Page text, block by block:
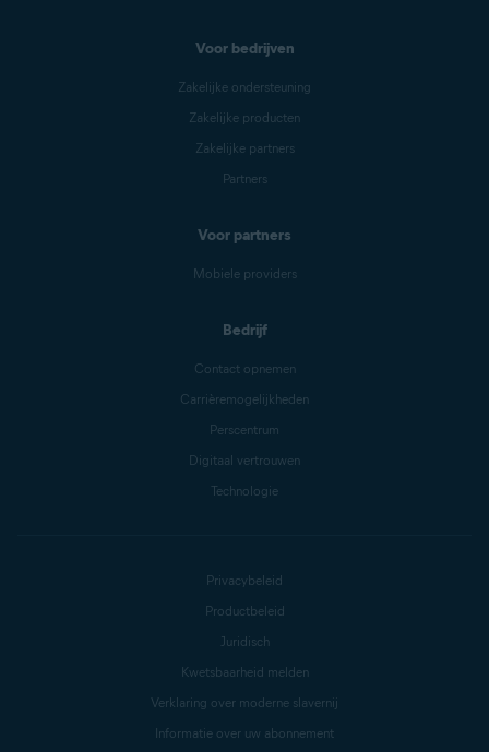
Voor bedrijven
Zakelijke ondersteuning
Zakelijke producten
Zakelijke partners
Partners
Voor partners
Mobiele providers
Bedrijf
Contact opnemen
Carrièremogelijkheden
Perscentrum
Digitaal vertrouwen
Technologie
Privacybeleid
Productbeleid
Juridisch
Kwetsbaarheid melden
Verklaring over moderne slavernij
Informatie over uw abonnement